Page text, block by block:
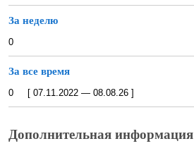
За неделю
0
За все время
0 [ 07.11.2022 — 08.08.26 ]
Дополнительная информация